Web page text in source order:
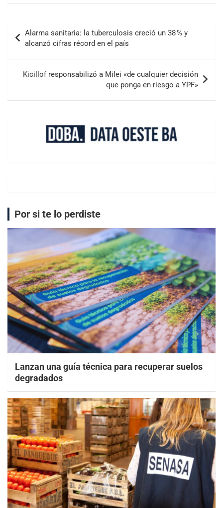
Alarma sanitaria: la tuberculosis creció un 38 % y
alcanzó cifras récord en el país
Kicillof responsabilizó a Milei «de cualquier decisión
que ponga en riesgo a YPF»
Por si te lo perdiste
Lanzan una guía técnica para recuperar suelos
degradados